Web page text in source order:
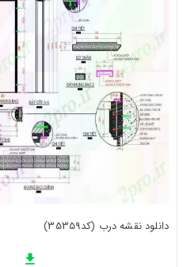
دانلود نقشه درب (کد35359)